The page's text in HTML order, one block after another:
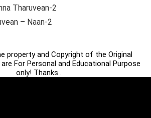
Tharuvean-2
– Naan-2
property and Copyright of the Original
For Personal and Educational Purpose
only! Thanks .